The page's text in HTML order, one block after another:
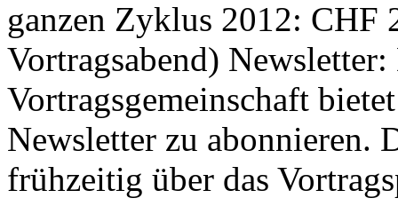
ganzen Zyklus 2012: CHF
Vortragsabend)
Vortragsgemeinschaft
Newsletter zu abonnieren.
frühzeitig über das